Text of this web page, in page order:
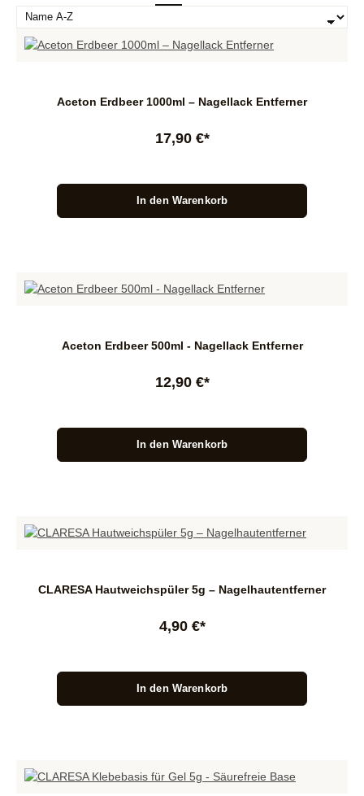
Aceton Erdbeer 1000ml – Nagellack Entferner
17,90 €*
In den Warenkorb
Aceton Erdbeer 500ml - Nagellack Entferner
12,90 €*
In den Warenkorb
CLARESA Hautweichspüler 5g – Nagelhautentferner
4,90 €*
In den Warenkorb